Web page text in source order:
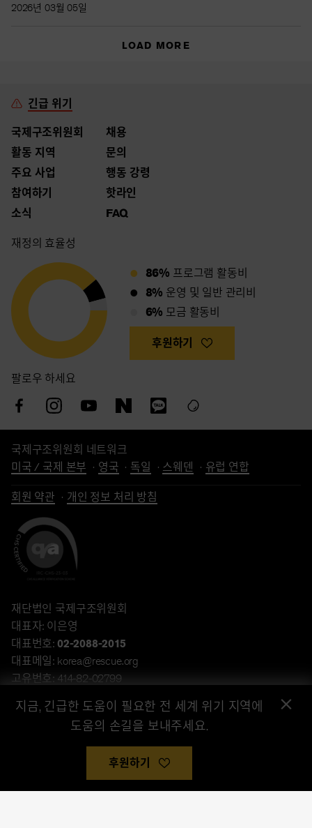
2026년 03월 05일
LOAD MORE
긴급 위기
국제구조위원회
활동 지역
주요 사업
참여하기
소식
채용
문의
행동 강령
핫라인
FAQ
재정의 효율성
86% 프로그램 활동비
8% 운영 및 일반 관리비
6% 모금 활동비
후원하기
팔로우 하세요
국제구조위원회 네트워크
미국 / 국제 본부
영국 독일 스웨덴 유럽 연합
회원 약관 개인 정보 처리 방침
재단법인 국제구조위원회
대표자: 이은영
대표번호: 02-2088-2015
대표메일: korea@rescue.org
고유번호: 414-82-02799
계좌후원: 하나은행 340-910045-81904(재단법인 국제구조위원
×
지금, 긴급한 도움이 필요한 전 세계 위기 지역에
도움의 손길을 보내주세요.
후원하기